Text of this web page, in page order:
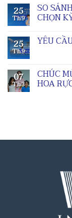
25
Th9
SO
CHỌN
25
Th9
YÊU
07
Th3
CHÚC
HOA